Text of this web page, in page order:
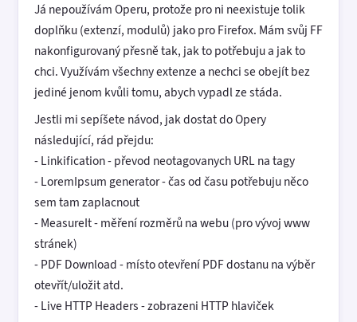
Já nepoužívám Operu, protože pro ni neexistuje tolik
doplňku (extenzí, modulů) jako pro Firefox. Mám svůj FF
nakonfigurovaný přesně tak, jak to potřebuju a jak to
chci. Využívám všechny extenze a nechci se obejít bez
jediné jenom kvůli tomu, abych vypadl ze stáda.
Jestli mi sepíšete návod, jak dostat do Opery
následující, rád přejdu:
- Linkification - převod neotagovanych URL na tagy
- LoremIpsum generator - čas od času potřebuju něco
sem tam zaplacnout
- MeasureIt - měření rozměrů na webu (pro vývoj www
stránek)
- PDF Download - místo otevření PDF dostanu na výběr
otevřít/uložit atd.
- Live HTTP Headers - zobrazeni HTTP hlaviček